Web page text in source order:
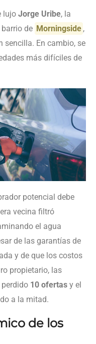
lujo Jorge Uribe, la
de Morningside ,
sencilla. En cambio, se
más difíciles de
potencial debe
vecina filtró
el agua
de las garantías de
y de que los costos
propietario, las
10 ofertas y el
a la mitad.
de los